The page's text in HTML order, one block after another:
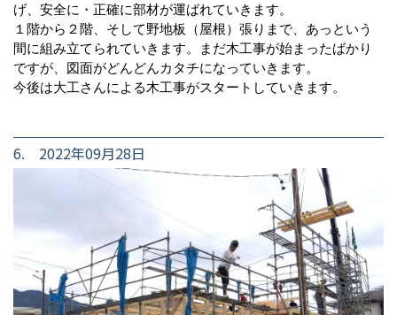
げ、安全に・正確に部材が運ばれていきます。
１階から２階、そして野地板（屋根）張りまで、あっという
間に組み立てられていきます。まだ木工事が始まったばかり
ですが、図面がどんどんカタチになっていきます。
今後は大工さんによる木工事がスタートしていきます。
6. 2022年09月28日